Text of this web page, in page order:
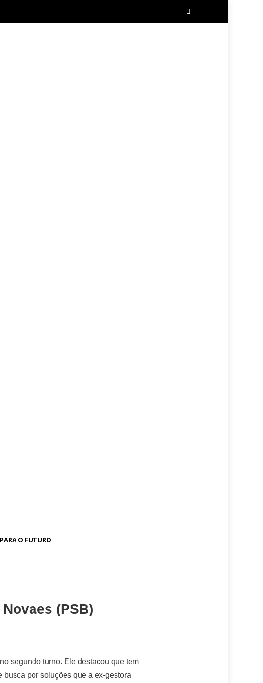
O FUTURO
(PSB)
segundo turno. Ele destacou que tem
por soluções que a ex-gestora